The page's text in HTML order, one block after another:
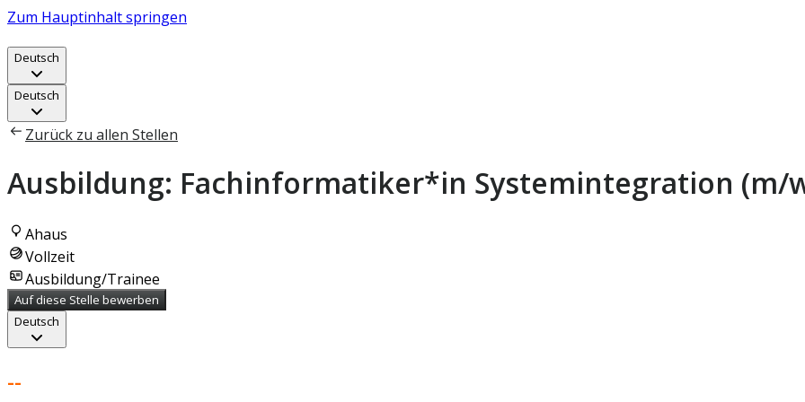
Zum Hauptinhalt springen
Deutsch
Deutsch
Zurück zu allen Stellen
Ausbildung: Fachinformatiker*in Systemintegration (m/
Ahaus
Vollzeit
Ausbildung/Trainee
Auf diese Stelle bewerben
Deutsch
--